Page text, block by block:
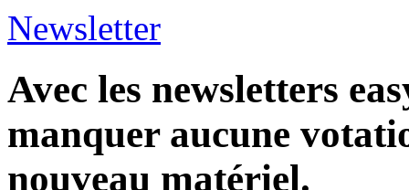
Newsletter
Avec les newsletters
manquer aucune
nouveau matériel.